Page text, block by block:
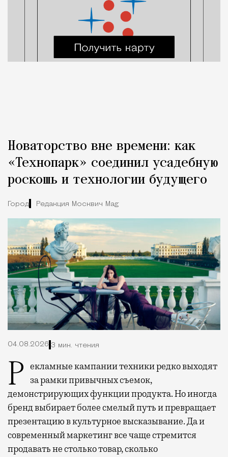
Новаторство вне времени: как
«Технопарк» соединил усадебную
роскошь и технологии будущего
Город Редакция Москвич Mag
04.08.2026 3 мин. чтения
Рекламные кампании техники редко выходят
за рамки привычных съемок,
демонстрирующих функции продукта. Но иногда
бренд выбирает более смелый путь и превращает
презентацию в культурное высказывание. Да и
современный маркетинг все чаще стремится
продавать не столько товар, сколько